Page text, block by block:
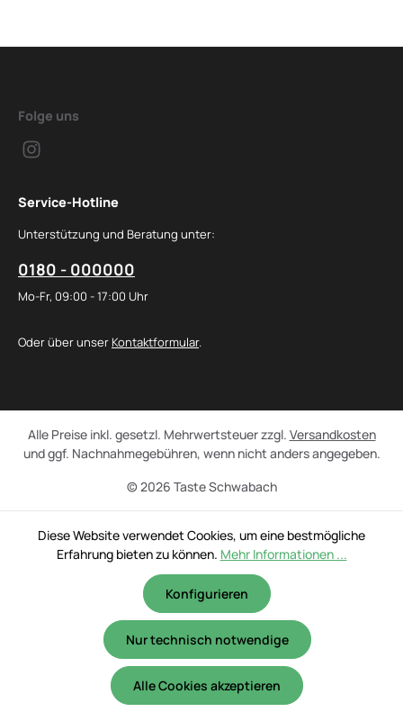
Folge uns
Service-Hotline
Unterstützung und Beratung unter:
0180 - 000000
Mo-Fr, 09:00 - 17:00 Uhr
Oder über unser Kontaktformular.
© 2026 Taste Schwabach
Alle Preise inkl. gesetzl. Mehrwertsteuer zzgl. Versandkosten
und ggf. Nachnahmegebühren, wenn nicht anders angegeben.
Diese Website verwendet Cookies, um eine bestmögliche
Erfahrung bieten zu können. Mehr Informationen ...
Nur technisch notwendige
Konfigurieren
Alle Cookies akzeptieren